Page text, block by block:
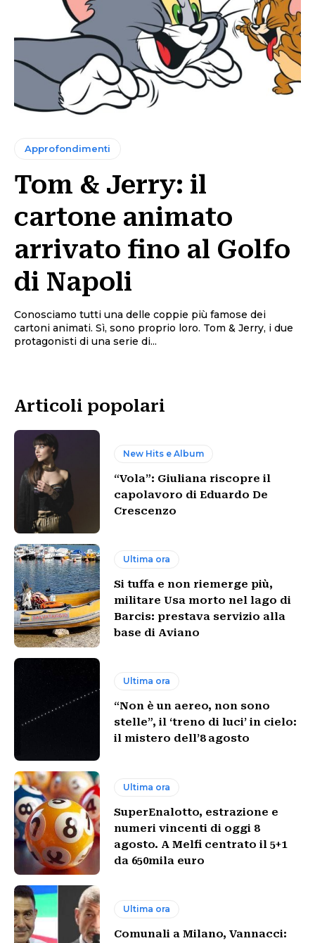
Approfondimenti
Tom & Jerry: il
cartone animato
arrivato fino al Golfo
di Napoli
Conosciamo tutti una delle coppie più famose dei
cartoni animati. Sì, sono proprio loro. Tom & Jerry, i due
protagonisti di una serie di...
Articoli popolari
New Hits e Album
“Vola”: Giuliana riscopre il
capolavoro di Eduardo De
Crescenzo
Ultima ora
Si tuffa e non riemerge più,
militare Usa morto nel lago di
Barcis: prestava servizio alla
base di Aviano
Ultima ora
“Non è un aereo, non sono
stelle”, il ‘treno di luci’ in cielo:
il mistero dell’8 agosto
Ultima ora
SuperEnalotto, estrazione e
numeri vincenti di oggi 8
agosto. A Melfi centrato il 5+1
da 650mila euro
Ultima ora
Comunali a Milano, Vannacci: